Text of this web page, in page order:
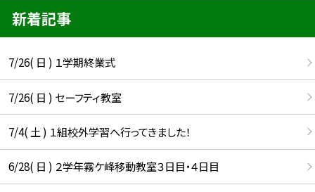
新着記事
7/26( 日 ) １学期終業式
7/26( 日 ) セーフティ教室
7/4( 土 ) １組校外学習へ行ってきました！
6/28( 日 ) ２学年霧ケ峰移動教室３日目・４日目